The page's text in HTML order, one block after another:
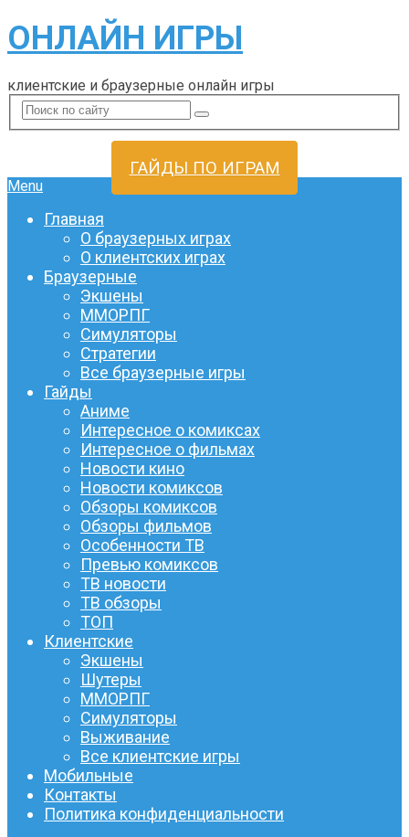
ОНЛАЙН ИГРЫ
клиентские и браузерные онлайн игры
ГАЙДЫ ПО ИГРАМ
Menu
Главная
О браузерных играх
О клиентских играх
Браузерные
Экшены
ММОРПГ
Симуляторы
Стратегии
Все браузерные игры
Гайды
Аниме
Интересное о комиксах
Интересное о фильмах
Новости кино
Новости комиксов
Обзоры комиксов
Обзоры фильмов
Особенности ТВ
Превью комиксов
ТВ новости
ТВ обзоры
ТОП
Клиентские
Экшены
Шутеры
ММОРПГ
Симуляторы
Выживание
Все клиентские игры
Мобильные
Контакты
Политика конфиденциальности